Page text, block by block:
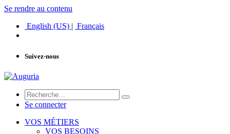
Se rendre au contenu
English (US) | Français
Suivez-nous
Se connecter
VOS MÉTIERS
VOS BESOINS